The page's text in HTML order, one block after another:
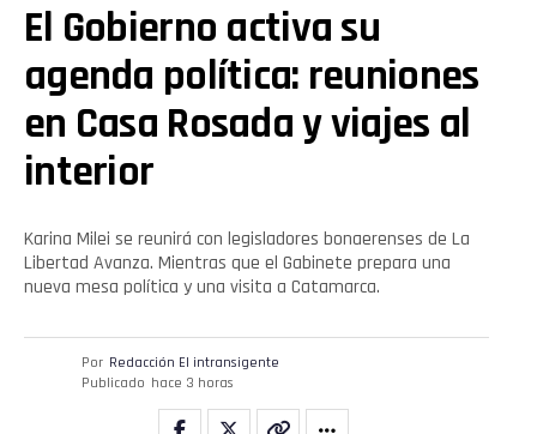
El Gobierno activa su
agenda política: reuniones
en Casa Rosada y viajes al
interior
Karina Milei se reunirá con legisladores bonaerenses de La
Libertad Avanza. Mientras que el Gabinete prepara una
nueva mesa política y una visita a Catamarca.
Por Redacción El intransigente
Publicado hace 3 horas